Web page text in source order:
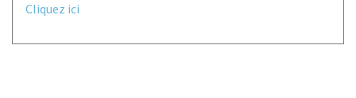
Cliquez ici